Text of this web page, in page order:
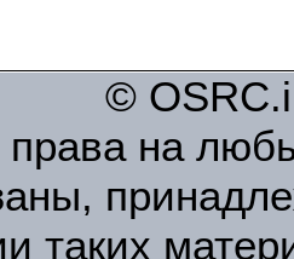
©
права на
таких